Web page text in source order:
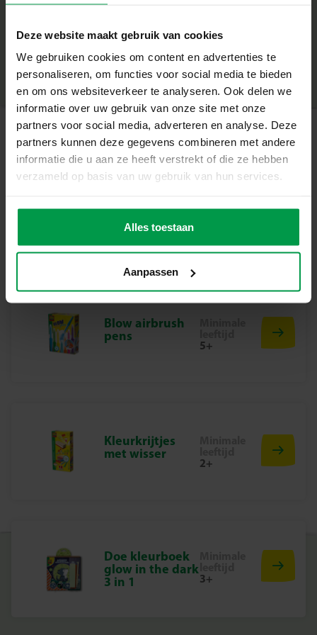
Deze website maakt gebruik van cookies
We gebruiken cookies om content en advertenties te
personaliseren, om functies voor social media te bieden
en om ons websiteverkeer te analyseren. Ook delen we
informatie over uw gebruik van onze site met onze
partners voor social media, adverteren en analyse. Deze
partners kunnen deze gegevens combineren met andere
informatie die u aan ze heeft verstrekt of die ze hebben
verzameld op basis van uw gebruik van hun services.
Alles toestaan
Aanpassen
Waarom kiezen voor deze set?
Losse verpakking, ideaal als navulling voor gipsmallen
Sneldrogend gips voor snelle en mooie resultaten
Perfect voor hergebruik van SES Creative gipsmallen
Ook geschikt voor andere creatieve toepassingen
Geschikt voor zowel beginners als ervaren knutselaars
Oneindig veel creatieve mogelijkheden
Met dit modelgips kun je eindeloos variëren en
opnieuw te vullen, maak een hele collectie beeldjes of
verzin je eigen creatieve toepassingen. Het resultaat?
Prachtige gipsfiguren die je vervolgens kunt schilderen
Begin vandaag nog met gips gieten!
Met de SES Creative – Gips 900 gram set heb je altijd
Productnummer|
01135
Deel dit product
Gerelateerde producten
pens – Magisch
kleurverandere
leeftijd
Blow airbrush
pens
5+
Kleurkrijtjes
met wisser
2+
Doe kleurboek
glow in the dark
3 in 1
3+